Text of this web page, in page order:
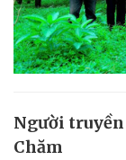
Người truyền
Chăm